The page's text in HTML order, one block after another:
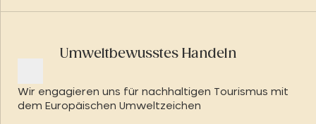
Umweltbewusstes Handeln
Wir engagieren uns für nachhaltigen Tourismus mit
dem Europäischen Umweltzeichen